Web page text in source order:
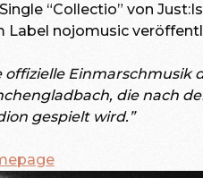
“Collectio” von
Label nojomusic
offizielle Einmarschmusik
die nach
gespielt wird.”